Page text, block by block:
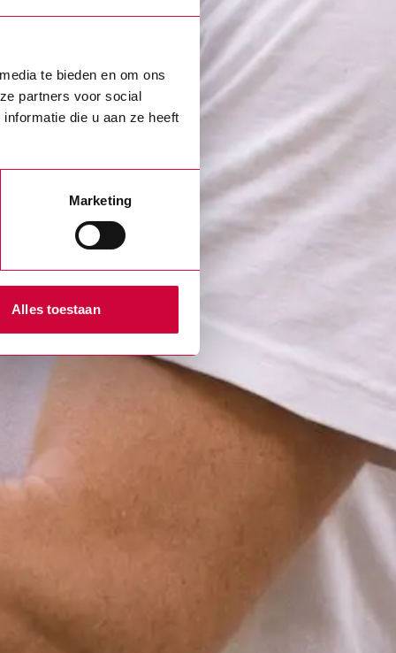
te bieden en om ons
partners voor social
die u aan ze heeft
Marketing
Alles toestaan